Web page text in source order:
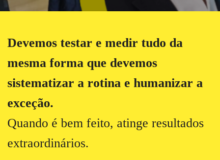
Devemos testar e medir tudo da
mesma forma que devemos
sistematizar a rotina e humanizar a
exceção.
Quando é bem feito, atinge resultados
extraordinários.